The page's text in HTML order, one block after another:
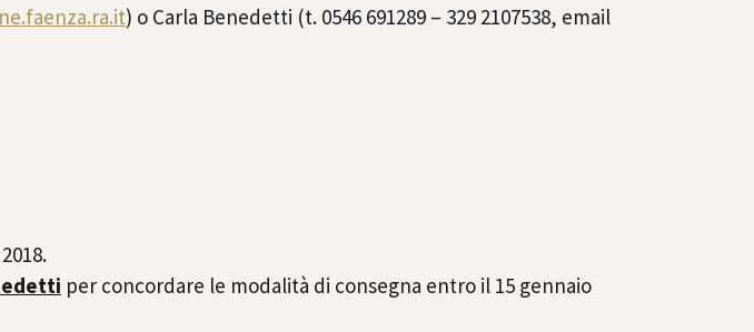
it) o Carla Benedetti (t. 0546 691289 – 329 2107538, email
per concordare le modalità di consegna entro il 15 gennaio